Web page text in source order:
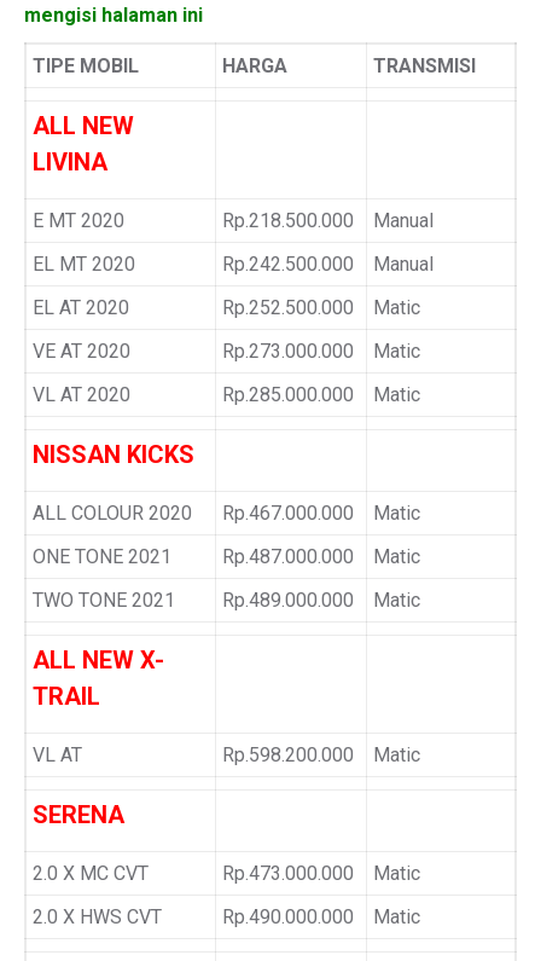
mengisi halaman ini
TIPE MOBIL HARGA TRANSMISI
ALL NEW
LIVINA
E MT 2020 Rp.218.500.000
Manual
EL MT 2020
Rp.242.500.000
Manual
EL AT 2020
Rp.252.500.000
Matic
VE AT 2020
Rp.273.000.000
Matic
VL AT 2020
Rp.285.000.000 Matic
NISSAN KICKS
ALL COLOUR 2020 Rp.467.000.000
Matic
ONE TONE 2021
Rp.487.000.000
Matic
TWO TONE 2021
Rp.489.000.000 Matic
ALL NEW X-
TRAIL
VL AT Rp.598.200.000 Matic
SERENA
2.0 X MC CVT Rp.473.000.000
Matic
2.0 X HWS CVT
Rp.490.000.000 Matic